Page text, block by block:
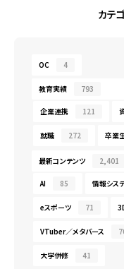
カテ
OC 4
教育実績 793
企業連携 121
就職 272 卒業
最新コンテンツ 2,401
AI 85 情報シス
eスポーツ 71
VTuber／メタバース
大学併修 41